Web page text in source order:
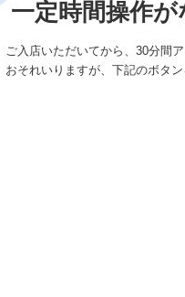
一定時間操作
ご入店いただいてから、30分間
おそれいりますが、下記のボタ